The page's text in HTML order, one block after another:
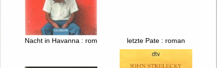
Nacht in Havanna : roman letzte Pate : roman